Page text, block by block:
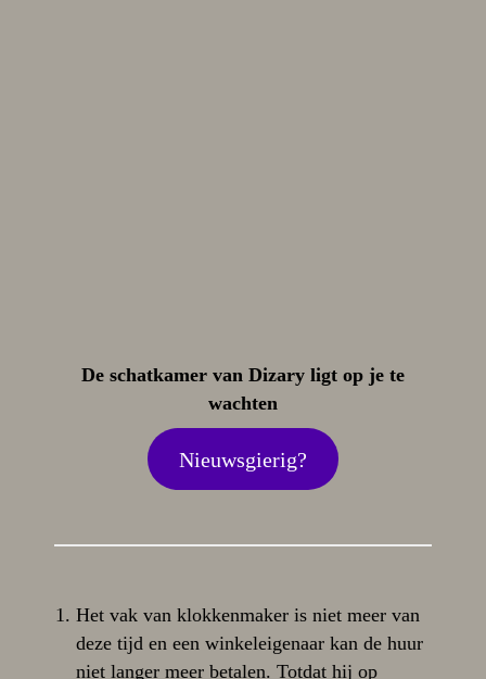
De schatkamer van Dizary ligt op je te
wachten
Nieuwsgierig?
Het vak van klokkenmaker is niet meer van
deze tijd en een winkeleigenaar kan de huur
niet langer meer betalen. Totdat hij op